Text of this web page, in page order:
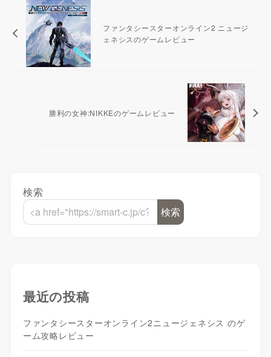
ファンタシースターオンライン2 ニュージ
ェネシスのゲームレビュー
勝利の女神:NIKKEのゲームレビュー
検索
検索
最近の投稿
ファンタシースターオンライン2ニュージェネシス のゲ
ーム攻略レビュー